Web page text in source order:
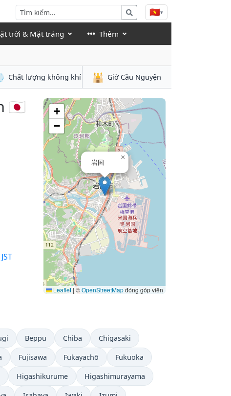
🇻🇳▾
trời & Mặt trăng Thêm
Chất lượng không khí 🕌 Giờ Cầu Nguyện
🇯🇵
JST
岩国
×
+
−
Leaflet | ©OpenStreetMapđóng góp viên
Beppu Chiba Chigasaki
Fujisawa Fukayachō Fukuoka
Higashikurume Higashimurayama